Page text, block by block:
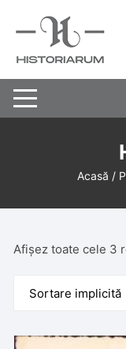
Acasă /
Afișez toate cele 3